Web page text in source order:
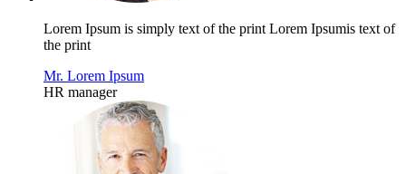
Lorem Ipsum is simply text of the print Lorem Ipsumis text of
the print
Mr. Lorem Ipsum
HR manager